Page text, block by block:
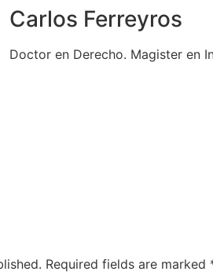
Carlos Ferreyros
Doctor en Derecho. Magister en
Required fields are marked